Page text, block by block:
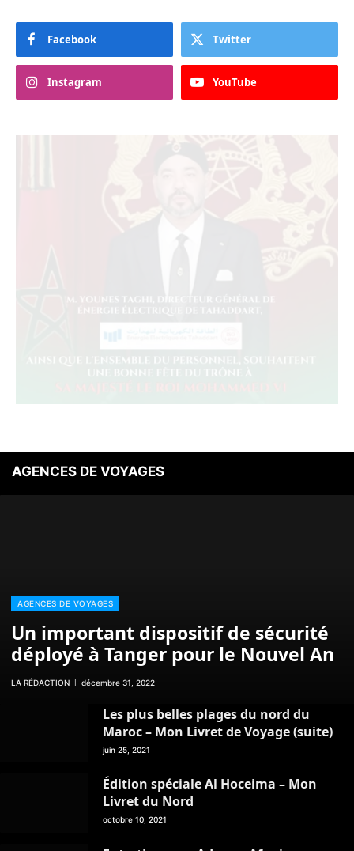
Facebook Twitter
Instagram YouTube
AGENCES DE VOYAGES
AGENCES DE VOYAGES
Un important dispositif de sécurité
déployé à Tanger pour le Nouvel An
LA RÉDACTION décembre 31, 2022
Les plus belles plages du nord du
Maroc – Mon Livret de Voyage (suite)
juin 25, 2021
Édition spéciale Al Hoceima – Mon
Livret du Nord
octobre 10, 2021